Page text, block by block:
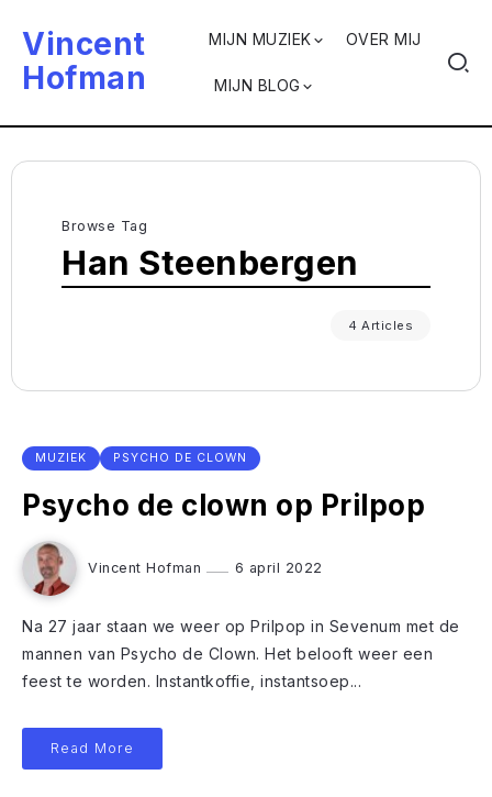
Vincent
Hofman
MIJN MUZIEK OVER MIJ
MIJN BLOG
Browse Tag
Han Steenbergen
4 Articles
MUZIEK PSYCHO DE CLOWN
Psycho de clown op Prilpop
Vincent Hofman 6 april 2022
Na 27 jaar staan we weer op Prilpop in Sevenum met de
mannen van Psycho de Clown. Het belooft weer een
feest te worden. Instantkoffie, instantsoep...
Read More